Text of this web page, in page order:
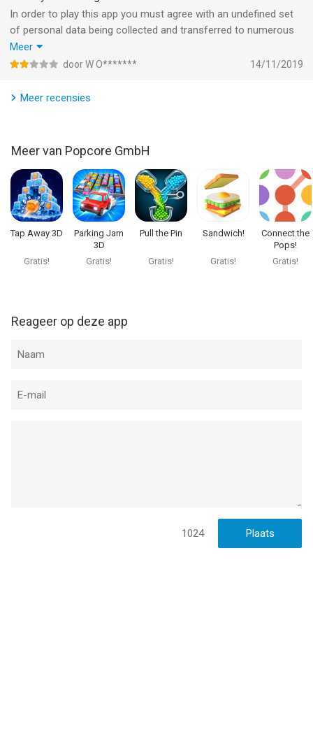
In order to play this app you must agree with an undefined set
of personal data being collected and transferred to numerous
third parties for commercial purposes. It’s hard to grasp what
information is actually collected from your device and
I have not agreed and therefore not played the game. It is
Meer
door W O******* 14/11/2019
Meer recensies
Meer van Popcore GmbH
Tap Away 3D
Gratis!
Parking Jam
3D
Gratis!
Pull the Pin
Gratis!
Sandwich!
Gratis!
Connect the
Pops!
Gratis!
Reageer op deze app
1024